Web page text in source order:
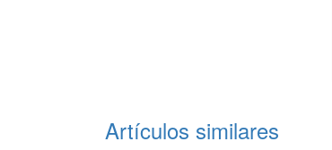
Artículos similares